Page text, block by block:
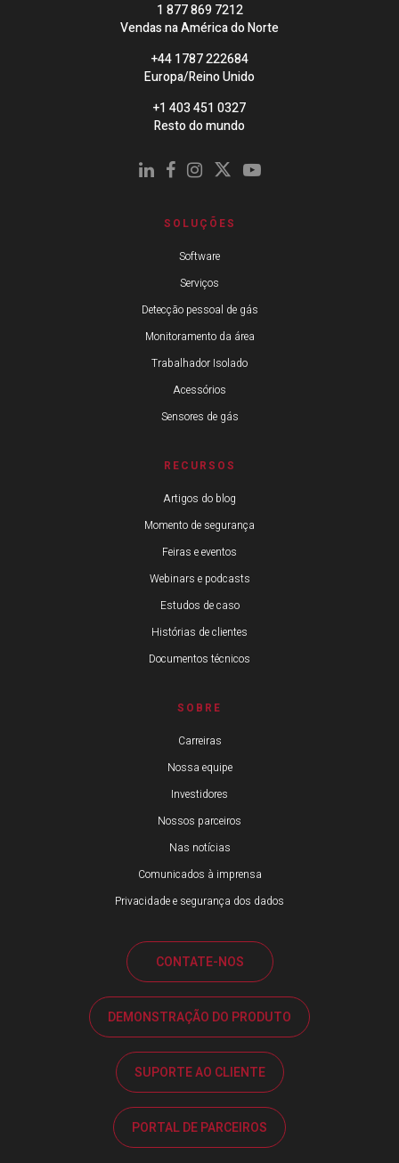
1 877 869 7212
Vendas na América do Norte
+44 1787 222684
Europa/Reino Unido
+1 403 451 0327
Resto do mundo
SOLUÇÕES
Software
Serviços
Detecção pessoal de gás
Monitoramento da área
Trabalhador Isolado
Acessórios
Sensores de gás
RECURSOS
Artigos do blog
Momento de segurança
Feiras e eventos
Webinars e podcasts
Estudos de caso
Histórias de clientes
Documentos técnicos
SOBRE
Carreiras
Nossa equipe
Investidores
Nossos parceiros
Nas notícias
Comunicados à imprensa
Privacidade e segurança dos dados
CONTATE-NOS
DEMONSTRAÇÃO DO PRODUTO
SUPORTE AO CLIENTE
PORTAL DE PARCEIROS